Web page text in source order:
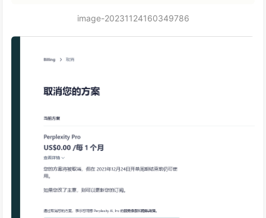
image-20231124160349786